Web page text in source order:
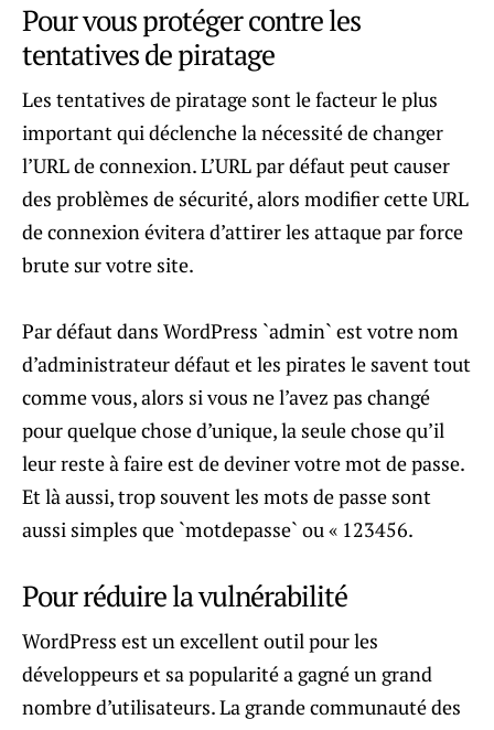
Pour vous protéger contre les
tentatives de piratage
Les tentatives de piratage sont le facteur le plus
important qui déclenche la nécessité de changer
l’URL de connexion. L’URL par défaut peut causer
des problèmes de sécurité, alors modifier cette URL
de connexion évitera d’attirer les attaque par force
brute sur votre site.
Par défaut dans WordPress `admin` est votre nom
d’administrateur défaut et les pirates le savent tout
comme vous, alors si vous ne l’avez pas changé
pour quelque chose d’unique, la seule chose qu’il
leur reste à faire est de deviner votre mot de passe.
Et là aussi, trop souvent les mots de passe sont
aussi simples que `motdepasse` ou « 123456.
Pour réduire la vulnérabilité
WordPress est un excellent outil pour les
développeurs et sa popularité a gagné un grand
nombre d’utilisateurs. La grande communauté des